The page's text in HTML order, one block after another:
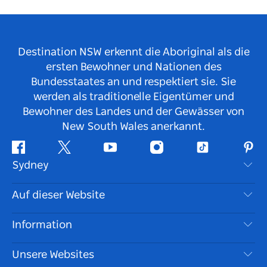
Destination NSW erkennt die Aboriginal als die
ersten Bewohner und Nationen des
Bundesstaates an und respektiert sie. Sie
werden als traditionelle Eigentümer und
Bewohner des Landes und der Gewässer von
New South Wales anerkannt.
Facebook Twitter YouTube InstagramTikTok
Sydney
Kontaktieren Sie uns
Haftungsausschluss
Cookie Notice
Auf dieser Website
Reiseziele
Aktivitäten
Information
Reiseinformationen
Unsere Websites